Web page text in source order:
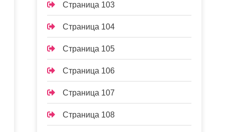
Страница 103
Страница 104
Страница 105
Страница 106
Страница 107
Страница 108